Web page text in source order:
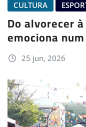
CULTURA
Do alvorecer
emociona
25 jun, 2026